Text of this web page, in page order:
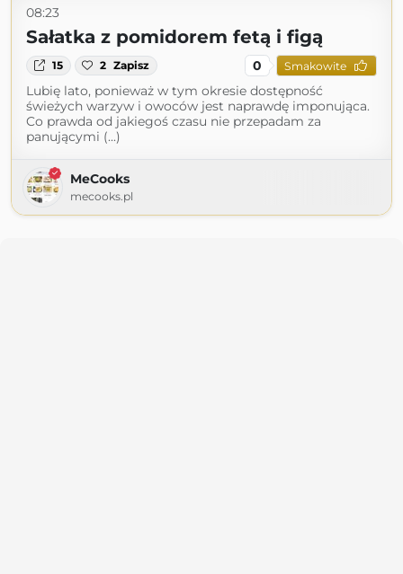
08:23
Sałatka z pomidorem fetą i figą
15 2 Zapisz 0 Smakowite
Lubię lato, ponieważ w tym okresie dostępność
świeżych warzyw i owoców jest naprawdę imponująca.
Co prawda od jakiegoś czasu nie przepadam za
panującymi (...)
MeCooks
mecooks.pl